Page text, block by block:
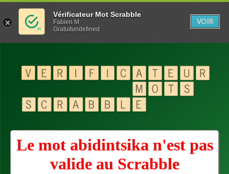
Le mot abidintsika n'est pas
valide au Scrabble
Vérificateur Mot Scrabble
Fabien M
Gratuitundefined
VOIR